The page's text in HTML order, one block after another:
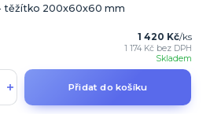
těžítko 200x60x60 mm
1 420 Kč/ks
1 174 Kč bez DPH
Skladem
Přidat do košíku